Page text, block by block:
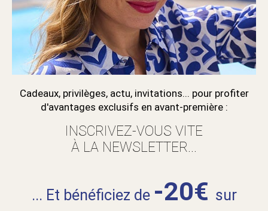
Cadeaux, privilèges, actu, invitations... pour profiter
d'avantages exclusifs en avant-première :
INSCRIVEZ-VOUS VITE
À LA NEWSLETTER...
... Et bénéficiez de -20€ sur